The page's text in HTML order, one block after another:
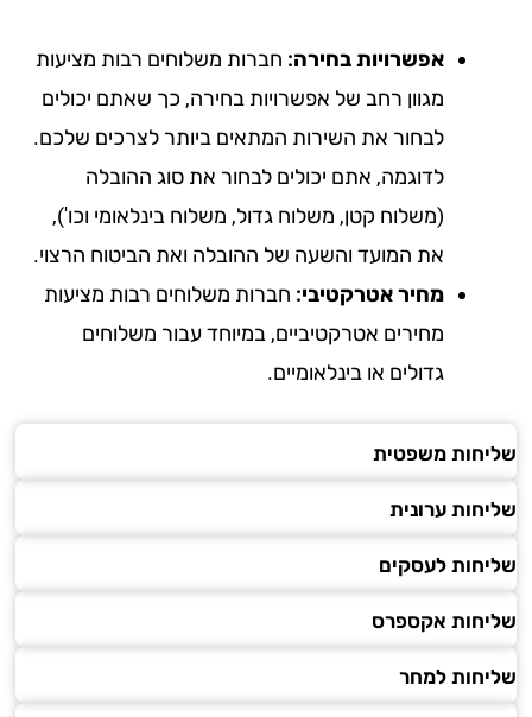
אפשרויות בחירה:חברות משלוחים רבות מציעות
מגוון רחב של אפשרויות בחירה, כך שאתם יכולים
לבחור את השירות המתאים ביותר לצרכים שלכם.
לדוגמה, אתם יכולים לבחור את סוג ההובלה
(משלוח קטן, משלוח גדול, משלוח בינלאומי וכו'),
את המועד והשעה של ההובלה ואת הביטוח הרצוי.
מחיר אטרקטיבי:חברות משלוחים רבות מציעות
מחירים אטרקטיביים, במיוחד עבור משלוחים
גדולים או בינלאומיים.
משפטית
ערונית
לעסקים
אקספרס
למחר